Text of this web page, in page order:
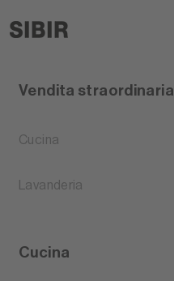
Vendita straordinaria
Cucina
Lavanderia
Cucina